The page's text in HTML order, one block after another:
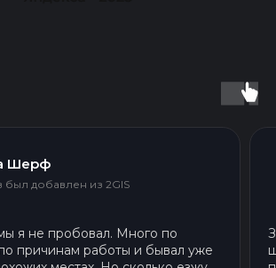
добавлен из 2GIS
не пробовал. Много по
причинам работы и бывал уже